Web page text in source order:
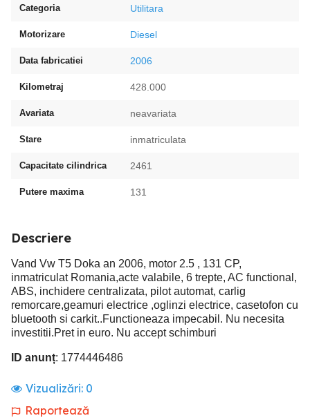
Categoria Utilitara
Motorizare Diesel
Data fabricatiei 2006
Kilometraj 428.000
Avariata neavariata
Stare inmatriculata
Capacitate cilindrica 2461
Putere maxima 131
Descriere
Vand Vw T5 Doka an 2006, motor 2.5 , 131 CP,
inmatriculat Romania,acte valabile, 6 trepte, AC functional,
ABS, inchidere centralizata, pilot automat, carlig
remorcare,geamuri electrice ,oglinzi electrice, casetofon cu
bluetooth si carkit..Functioneaza impecabil. Nu necesita
investitii.Pret in euro. Nu accept schimburi
ID anunț: 1774446486
Vizualizări: 0
Raportează